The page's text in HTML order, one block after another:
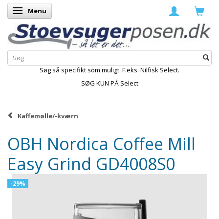
Skifte navigation
Menu
Søg så specifikt som muligt. F.eks. Nilfisk Select.
SØG KUN PÅ Select
Kaffemølle/-kværn
OBH Nordica Coffee Mill
Easy Grind GD4008S0
-29%